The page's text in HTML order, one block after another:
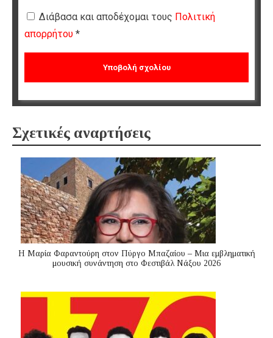
Διάβασα και αποδέχομαι τους Πολιτική
απορρήτου *
Σχετικές αναρτήσεις
Η Μαρία Φαραντούρη στον Πύργο Μπαζαίου – Μια εμβληματική
μουσική συνάντηση στο Φεστιβάλ Νάξου 2026